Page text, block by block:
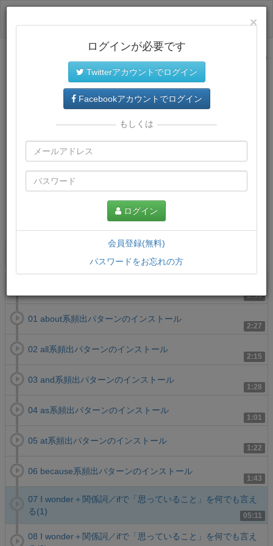
サイトトップに戻る
3:59
2:27
01 about系頻出パターンのインストール
2:15
02 all系頻出パターンのインストール
1:28
03 and系頻出パターンのインストール
1:01
04 as系頻出パターンのインストール
1:22
05 at系頻出パターンのインストール
1:43
06 because系頻出パターンのインストール
05:11
07 I wonder＋関係詞／ifで「思っていること」を何でも言え
る(1)
08 I wonder＋関係詞／ifで「思っていること」を何でも言え
×
ログインが必要です
Twitterアカウントでログイン
Facebookアカウントでログイン
もしくは
ログイン
会員登録(無料)
パスワードをお忘れの方